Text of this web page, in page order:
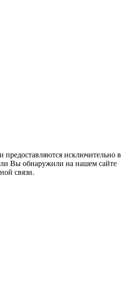
исключительно в
Вы обнаружили на нашем сайте
связи.